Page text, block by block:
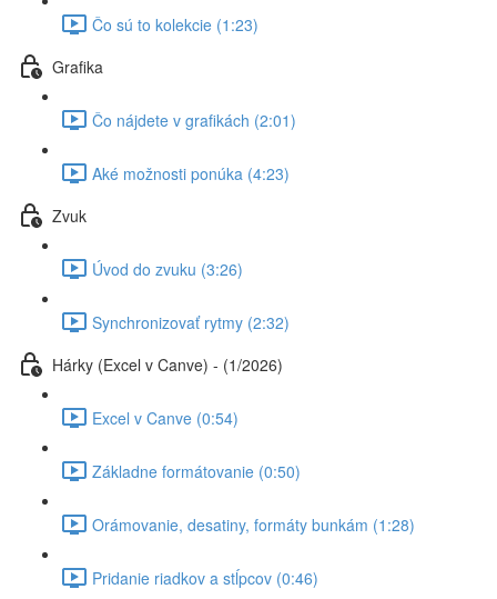
Čo sú to kolekcie (1:23)
Grafika
Čo nájdete v grafikách (2:01)
Aké možnosti ponúka (4:23)
Zvuk
Úvod do zvuku (3:26)
Synchronizovať rytmy (2:32)
Hárky (Excel v Canve) - (1/2026)
Excel v Canve (0:54)
Základne formátovanie (0:50)
Orámovanie, desatiny, formáty bunkám (1:28)
Pridanie riadkov a stĺpcov (0:46)